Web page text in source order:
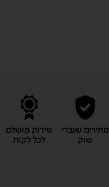
מחירים שוברי
שוק
שירות מושלם
לכל לקוח